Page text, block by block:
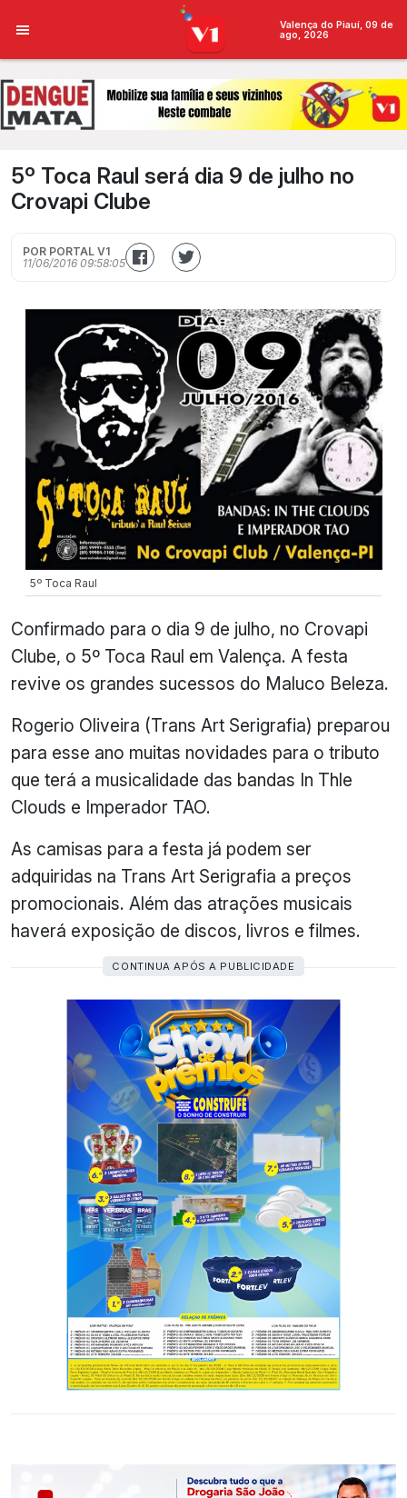
Valença do Piauí, 09 de
ago, 2026
5º Toca Raul será dia 9 de julho no
Crovapi Clube
POR PORTAL V1
11/06/2016 09:58:05
5º Toca Raul
Confirmado para o dia 9 de julho, no Crovapi
Clube, o 5º Toca Raul em Valença. A festa
revive os grandes sucessos do Maluco Beleza.
Rogerio Oliveira (Trans Art Serigrafia) preparou
para esse ano muitas novidades para o tributo
que terá a musicalidade das bandas In Thle
Clouds e Imperador TAO.
As camisas para a festa já podem ser
adquiridas na Trans Art Serigrafia a preços
promocionais. Além das atrações musicais
haverá exposição de discos, livros e filmes.
CONTINUA APÓS A PUBLICIDADE